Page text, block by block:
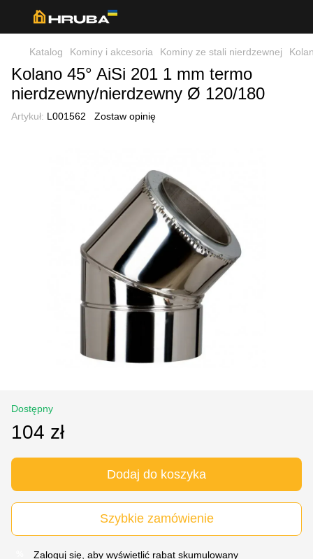
Katalog Kominy i akcesoria Kominy ze stali nierdzewnej
Kolano 45° AiSi 201 1 mm termo
nierdzewny/nierdzewny Ø 120/180
Artykuł: L001562 Zostaw opinię
Dostępny
104 zł
Dodaj do koszyka
Szybkie zamówienie
Zaloguj się , aby wyświetlić rabat skumulowany